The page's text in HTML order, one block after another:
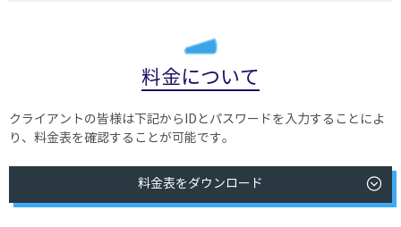
料金について
クライアントの皆様は下記からIDとパスワードを入力することによ
り、 料金表を確認することが可能です。
料金表をダウンロード